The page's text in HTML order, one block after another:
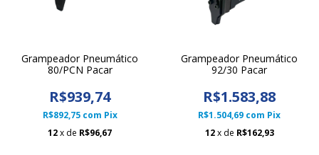
Grampeador Pneumático
80/PCN Pacar
R$939,74
R$892,75 com Pix
12x de R$96,67
Grampeador Pneumático
92/30 Pacar
R$1.583,88
R$1.504,69 com Pix
12 x de R$162,93